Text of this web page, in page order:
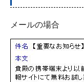
メールの場合